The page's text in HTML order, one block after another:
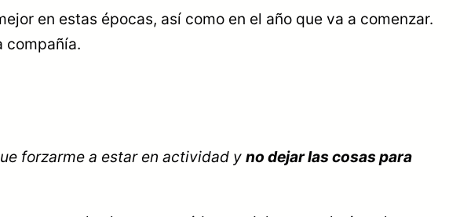
en estas épocas, así como en el año que va a comenzar.
compañía.
forzarme a estar en actividad y no dejar las cosas para